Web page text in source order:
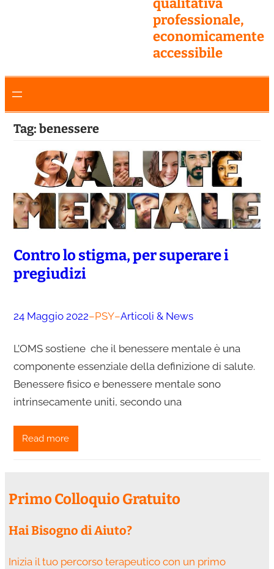
qualitativa
professionale,
economicamente
accessibile
Tag: benessere
Contro lo stigma, per superare i
pregiudizi
24 Maggio 2022–PSY–Articoli & News
L’OMS sostiene che il benessere mentale è una
componente essenziale della definizione di salute.
Benessere fisico e benessere mentale sono
intrinsecamente uniti, secondo una
Read more
Primo Colloquio Gratuito
Hai Bisogno di Aiuto?
Inizia il tuo percorso terapeutico con un primo